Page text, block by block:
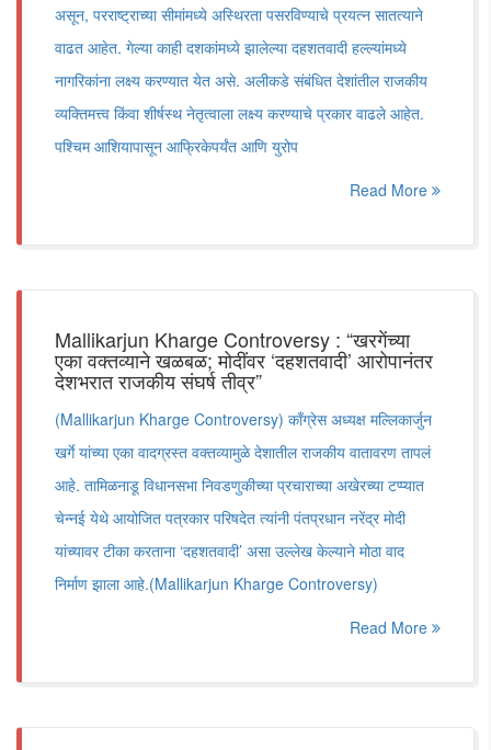
असून, परराष्ट्राच्या सीमांमध्ये अस्थिरता पसरविण्याचे प्रयत्न सातत्याने
वाढत आहेत. गेल्या काही दशकांमध्ये झालेल्या दहशतवादी हल्ल्यांमध्ये
नागरिकांना लक्ष्य करण्यात येत असे. अलीकडे संबंधित देशांतील राजकीय
व्यक्तिमत्त्व किंवा शीर्षस्थ नेतृत्वाला लक्ष्य करण्याचे प्रकार वाढले आहेत.
पश्चिम आशियापासून आफ्रिकेपर्यंत आणि युरोप
Read More
Mallikarjun Kharge Controversy : “खरगेंच्या
एका वक्तव्याने खळबळ; मोदींवर ‘दहशतवादी’ आरोपानंतर
देशभरात राजकीय संघर्ष तीव्र”
(Mallikarjun Kharge Controversy) काँग्रेस अध्यक्ष मल्लिकार्जुन
खर्गे यांच्या एका वादग्रस्त वक्तव्यामुळे देशातील राजकीय वातावरण तापलं
आहे. तामिळनाडू विधानसभा निवडणुकीच्या प्रचाराच्या अखेरच्या टप्प्यात
चेन्नई येथे आयोजित पत्रकार परिषदेत त्यांनी पंतप्रधान नरेंद्र मोदी
यांच्यावर टीका करताना ‘दहशतवादी’ असा उल्लेख केल्याने मोठा वाद
निर्माण झाला आहे.(Mallikarjun Kharge Controversy)
Read More